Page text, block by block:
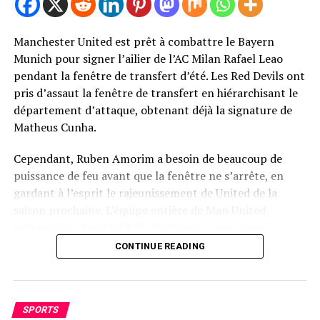
Photo de Mark Leech / Offside / Offside via Getty Images
Newcastle United Retour de Bryan
Mbeumo
décision de signer MBEUMO.
Le rapport télégraphique selon lequel Newcastle United
MBEUMO a été «universellement aimé» à l’intérieur du
Manchester United est prêt à combattre le Bayern
Munich pour signer l’ailier de l’AC Milan Rafael Leao
pendant la fenêtre de transfert d’été. Les Red Devils ont
pris d’assaut la fenêtre de transfert en hiérarchisant le
département d’attaque, obtenant déjà la signature de
Matheus Cunha.
Cependant, Ruben Amorim a besoin de beaucoup de
puissance de feu avant que la fenêtre ne s’arrête, en
gardant à l’esprit le rajeunissement de United de la
s’adapter aux nouvelles demandes tactiques.
Cependant, le département des attaques en particulier
contributions avant même que Amorim n’arrive au club.
CONTINUE READING
SPORTS